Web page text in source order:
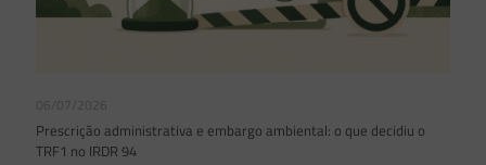
06/07/2026
Prescrição administrativa e embargo ambiental: o que decidiu o
TRF1 no IRDR 94